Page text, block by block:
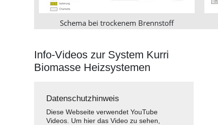
Schema bei trockenem Brennstoff
Info-Videos zur System Kurri
Biomasse Heizsystemen
Datenschutzhinweis
Diese Webseite verwendet YouTube
Videos. Um hier das Video zu sehen,